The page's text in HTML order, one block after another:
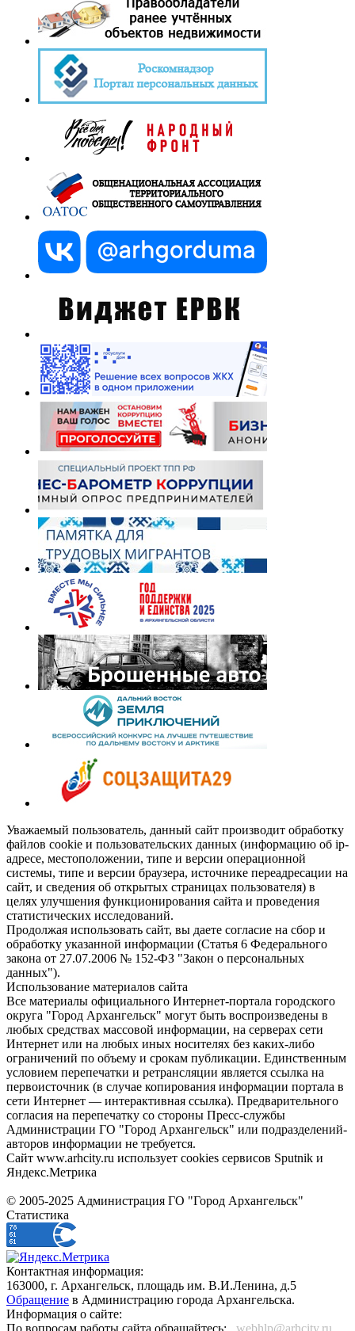
Уважаемый пользователь, данный сайт производит обработку
файлов cookie и пользовательских данных (информацию об ip-
адресе, местоположении, типе и версии операционной
системы, типе и версии браузера, источнике переадресации на
сайт, и сведения об открытых страницах пользователя) в
целях улучшения функционирования сайта и проведения
статистических исследований.
Продолжая использовать сайт, вы даете согласие на сбор и
обработку указанной информации (Статья 6 Федерального
закона от 27.07.2006 № 152-ФЗ "Закон о персональных
данных").
Использование материалов сайта
Все материалы официального Интернет-портала городского
округа "Город Архангельск" могут быть воспроизведены в
любых средствах массовой информации, на серверах сети
Интернет или на любых иных носителях без каких-либо
ограничений по объему и срокам публикации. Единственным
условием перепечатки и ретрансляции является ссылка на
первоисточник (в случае копирования информации портала в
сети Интернет — интерактивная ссылка). Предварительного
согласия на перепечатку со стороны Пресс-службы
Администрации ГО "Город Архангельск" или подразделений-
авторов информации не требуется.
Сайт www.arhcity.ru использует cookies сервисов Sputnik и
Яндекс.Метрика
© 2005-2025 Администрация ГО "Город Архангельск"
Статистика
Контактная информация:
163000, г. Архангельск, площадь им. В.И.Ленина, д.5
Обращение в Администрацию города Архангельска.
Информация о сайте:
По вопросам работы сайта обращайтесь:
_webhlp@arhcity.ru_